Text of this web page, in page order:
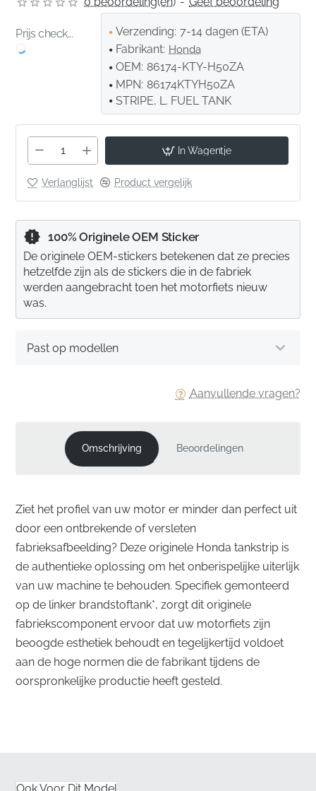
Prijs check... Verzending: 7-14 dagen (ETA)
Fabrikant: Honda
OEM: 86174-KTY-H50ZA
MPN: 86174KTYH50ZA
STRIPE, L. FUEL TANK
In Wagentje
Verlanglijst Product vergelijk
Aanvullende vragen?
Past op modellen
100% Originele OEM Sticker
De originele OEM-stickers betekenen dat ze precies
hetzelfde zijn als de stickers die in de fabriek
werden aangebracht toen het motorfiets nieuw
was.
Omschrijving Beoordelingen
Ziet het profiel van uw motor er minder dan perfect uit
door een ontbrekende of versleten
fabrieksafbeelding? Deze originele Honda tankstrip is
de authentieke oplossing om het onberispelijke uiterlijk
van uw machine te behouden. Specifiek gemonteerd
op de linker brandstoftank*, zorgt dit originele
fabriekscomponent ervoor dat uw motorfiets zijn
beoogde esthetiek behoudt en tegelijkertijd voldoet
aan de hoge normen die de fabrikant tijdens de
oorspronkelijke productie heeft gesteld.